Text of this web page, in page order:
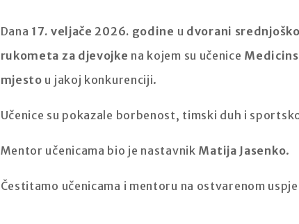
Dana 17. veljače 2026. godine u dvorani
rukometa za djevojke na kojem su učenice
mjesto u jakoj konkurenciji.
Učenice su pokazale borbenost, timski duh i
Mentor učenicama bio je nastavnik Matija Jasenko.
Čestitamo učenicama i mentoru na ostvarenom